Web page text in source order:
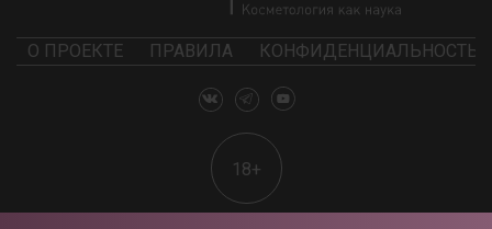
О ПРОЕКТЕ ПРАВИЛА КОНФИДЕНЦИАЛЬНОСТЬ
18+